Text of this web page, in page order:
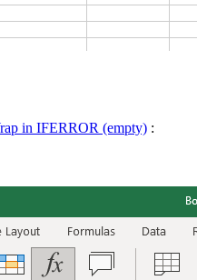
in IFERROR (empty) :